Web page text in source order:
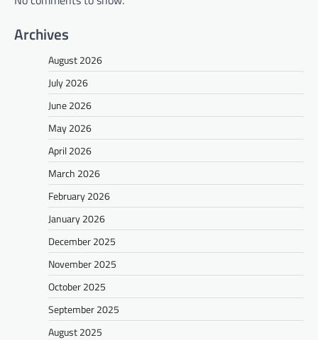
Archives
August 2026
July 2026
June 2026
May 2026
April 2026
March 2026
February 2026
January 2026
December 2025
November 2025
October 2025
September 2025
August 2025